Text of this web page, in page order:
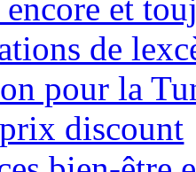
encore et
de
pour la
discount